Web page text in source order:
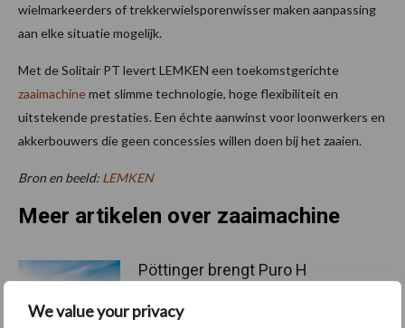
We value your privacy
wielmarkeerders of trekkerwielsporenwisser maken aanpassing
aan elke situatie mogelijk.
Met de Solitair PT levert LEMKEN een toekomstgerichte
zaaimachinemet slimme technologie, hoge flexibiliteit en
uitstekende prestaties. Een échte aanwinst voor loonwerkers en
akkerbouwers die geen concessies willen doen bij het zaaien.
Bron en beeld: LEMKEN
Meer artikelen over zaaimachine
Pöttinger brengt Puro H
in 2027 op Europese markt